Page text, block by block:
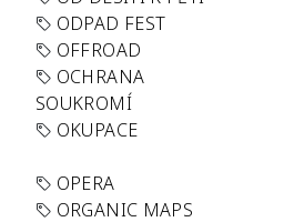
ODPAD FEST
OFFROAD
OCHRANA
SOUKROMÍ
OKUPACE
OPERA
ORGANIC MAPS